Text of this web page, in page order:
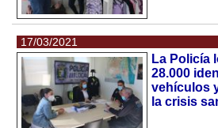
17/03/2021
La Policía
28.000
vehículos
la crisis